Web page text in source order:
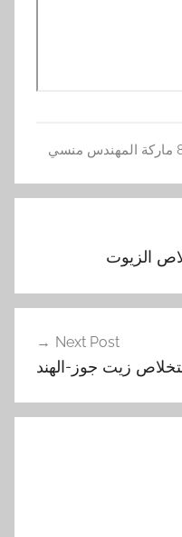
الزيوت
Next Post
زيت جوز-الهند